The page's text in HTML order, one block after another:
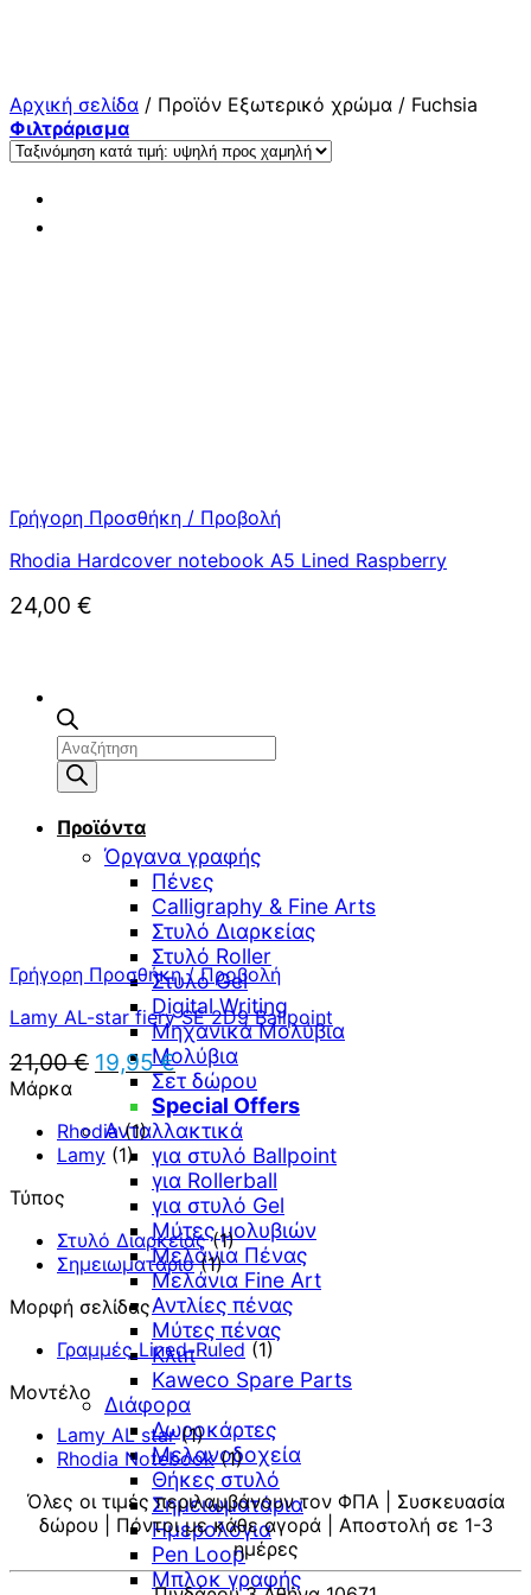
Αναζήτηση
προϊόντων
Προϊόντα
Όργανα γραφής
Πένες
Calligraphy & Fine Arts
Στυλό Διαρκείας
Στυλό Roller
Στυλό Gel
Digital Writing
Μηχανικά Μολύβια
Μολύβια
Σετ δώρου
Special Offers
Ανταλλακτικά
για στυλό Ballpoint
για Rollerball
για στυλό Gel
Μύτες μολυβιών
Μελάνια Πένας
Μελάνια Fine Art
Αντλίες πένας
Μύτες πένας
Κλιπ
Kaweco Spare Parts
Διάφορα
Δωροκάρτες
Μελανοδοχεία
Θήκες στυλό
Σημειωματάρια
Ημερολόγια
Pen Loop
Μπλοκ γραφής
Αρχική σελίδα / Προϊόν Εξωτερικό χρώμα / Fuchsia
Φιλτράρισμα
Γρήγορη Προσθήκη / Προβολή
Rhodia Hardcover notebook A5 Lined Raspberry
24,00 €
Γρήγορη Προσθήκη / Προβολή
Lamy AL-star fiery SE 2D9 Ballpoint
21,00€ Original
price
was:
21,00 €.
19,95€Η
τρέχουσα
τιμή
είναι:
19,95 €.
Μάρκα
Rhodia (1)
Lamy (1)
Τύπος
Στυλό Διαρκείας (1)
Σημειωματάριο (1)
Μορφή σελίδας
Γραμμές Lined-Ruled (1)
Μοντέλο
Lamy AL star (1)
Rhodia Notebook (1)
Όλες οι τιμές περιλαμβάνουν τον ΦΠΑ | Συσκευασία
δώρου | Πόντοι με κάθε αγορά | Αποστολή σε 1-3
ημέρες